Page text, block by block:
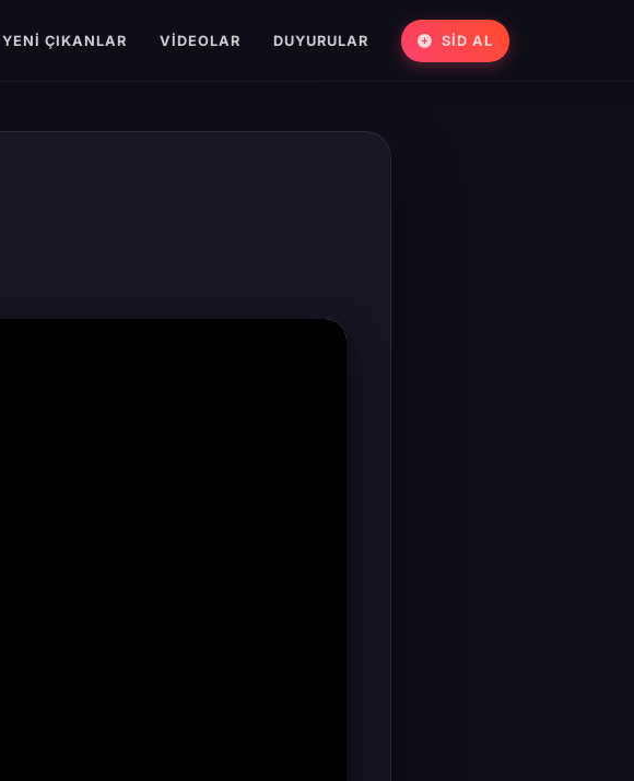
YENI ÇIKANLAR VIDEOLAR DUYURULAR SİD AL